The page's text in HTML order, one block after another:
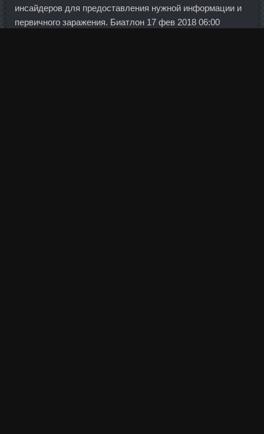
инсайдеров для предоставления нужной информации и
первичного заражения. Биатлон 17 фев 2018 06:00